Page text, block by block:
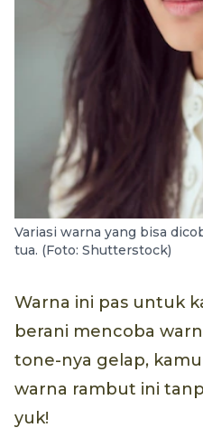
Variasi warna yang bisa
tua. (Foto: Shutterstock)
Warna ini pas untuk
berani mencoba
tone-nya gelap,
warna rambut ini
yuk!